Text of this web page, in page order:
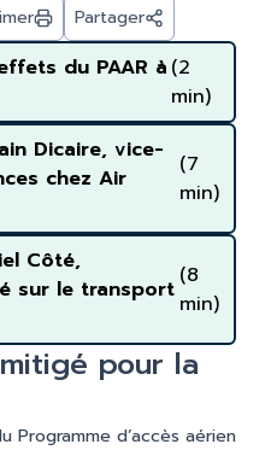
Partager
du PAAR à (2
min)
Dicaire, vice-
chez Air
(7
min)
Côté,
sur le transport (8
min)
pour la
Programme d’accès aérien